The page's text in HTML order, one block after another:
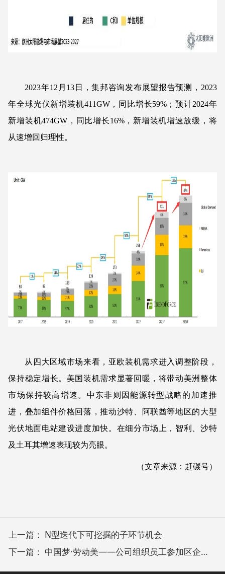
2023年12月13日，集邦咨询发布展望报告预测，2023
年全球光伏新增装机411GW，同比增长59%；预计2024年
新增装机474GW，同比增长16%，新增装机增速放缓，将
从速增回归理性。
从四大区域市场来看，亚欧装机需求进入调整阶段，
保持稳定增长。美国装机需求显著回暖，将带动美洲整体
市场保持较高增速。中东非则因能源转型战略的加速推
进，叠加组件价格回落，推动沙特、阿联酋等地区的大型
光伏地面电站建设进度加快。在细分市场上，智利、沙特
及土耳其增速表现较为亮眼。
（文章来源：赶碳号）
上一篇： N型迭代下可挖掘的子环节机会
下一篇： 中国梦·劳动美——公司组织员工参加区企业工会干部才艺汇演